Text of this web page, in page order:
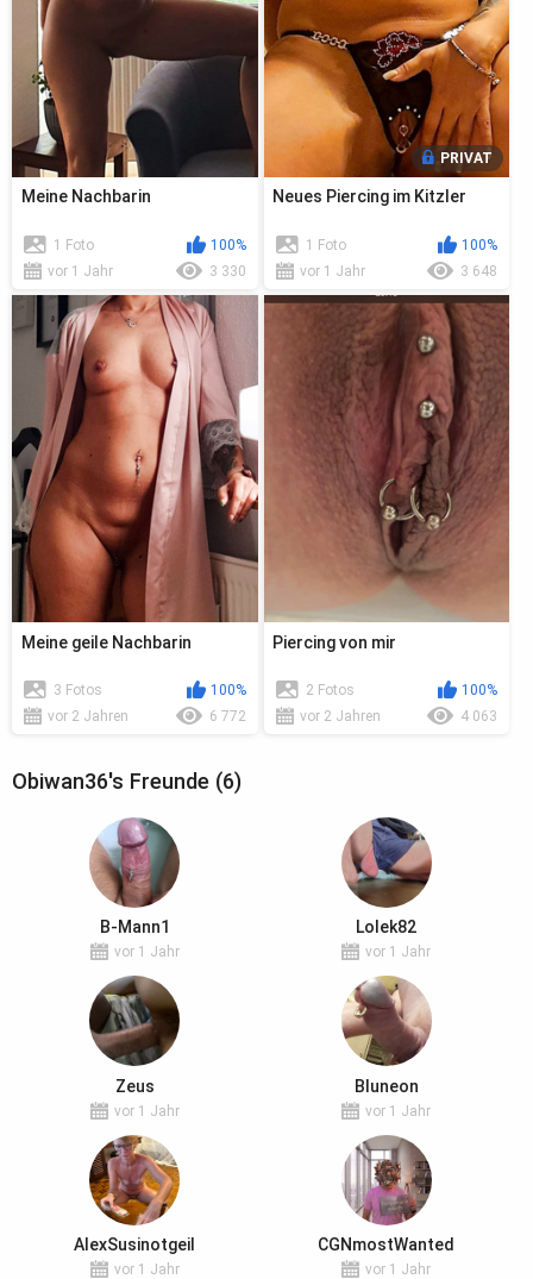
Meine Nachbarin
1 Foto
100%
vor 1 Jahr
3 330
PRIVAT
Neues Piercing im Kitzler
1 Foto
100%
vor 1 Jahr
3 648
Meine geile Nachbarin
3 Fotos
100%
vor 2 Jahren
6 772
Piercing von mir
2 Fotos
100%
vor 2 Jahren
4 063
Obiwan36's Freunde (6)
B-Mann1
vor 1 Jahr
Lolek82
vor 1 Jahr
Zeus
vor 1 Jahr
Bluneon
vor 1 Jahr
AlexSusinotgeil
vor 1 Jahr
CGNmostWanted
vor 1 Jahr